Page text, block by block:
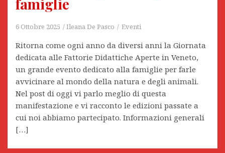
famiglie
6 Ottobre 2025 Ileana De Pasco Eventi
Ritorna come ogni anno da diversi anni la Giornata
dedicata alle Fattorie Didattiche Aperte in Veneto,
un grande evento dedicato alla famiglie per farle
avvicinare al mondo della natura e degli animali.
Nel post di oggi vi parlo meglio di questa
manifestazione e vi racconto le edizioni passate a
cui noi abbiamo partecipato. Informazioni generali
[…]